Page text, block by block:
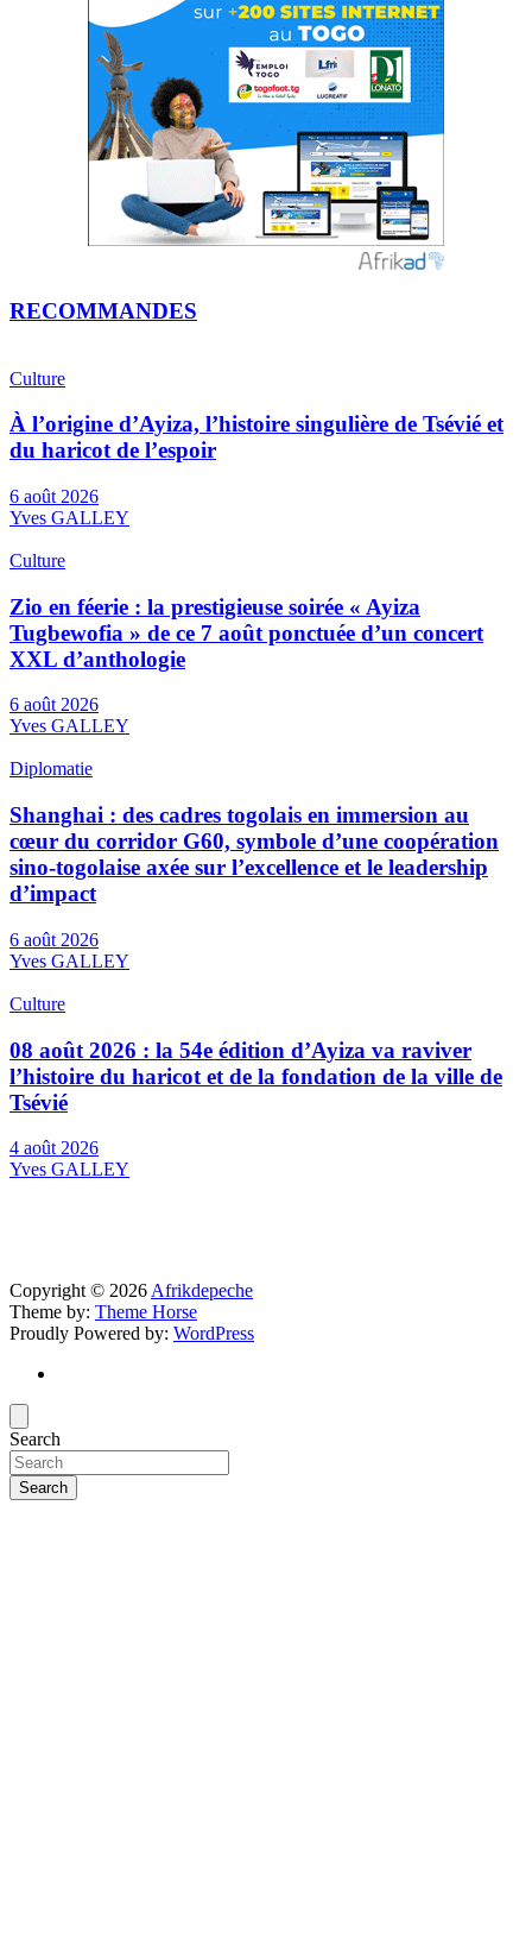
RECOMMANDES
Culture
À l’origine d’Ayiza, l’histoire singulière de Tsévié et
du haricot de l’espoir
6 août 2026
Yves GALLEY
Culture
Zio en féerie : la prestigieuse soirée « Ayiza
Tugbewofia » de ce 7 août ponctuée d’un concert
XXL d’anthologie
6 août 2026
Yves GALLEY
Diplomatie
Shanghai : des cadres togolais en immersion au
cœur du corridor G60, symbole d’une coopération
sino-togolaise axée sur l’excellence et le leadership
d’impact
6 août 2026
Yves GALLEY
Culture
08 août 2026 : la 54e édition d’Ayiza va raviver
l’histoire du haricot et de la fondation de la ville de
Tsévié
4 août 2026
Yves GALLEY
Copyright © 2026 Afrikdepeche
Theme by: Theme Horse
Proudly Powered by: WordPress
Search
Search